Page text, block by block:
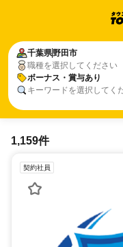
千葉県野田市
職種を選択してください
ボーナス・賞与あり
キーワードを選択してく
1,159件
契約社員